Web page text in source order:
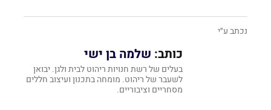
נכתב ע״י
כותב: שלמה בן ישי
בעלים של רשת חנויות ריהוט לבית ולגן. יבואן
לשעבר של ריהוט. מומחה בתכנון ועיצוב חללים
מסחריים וציבוריים.